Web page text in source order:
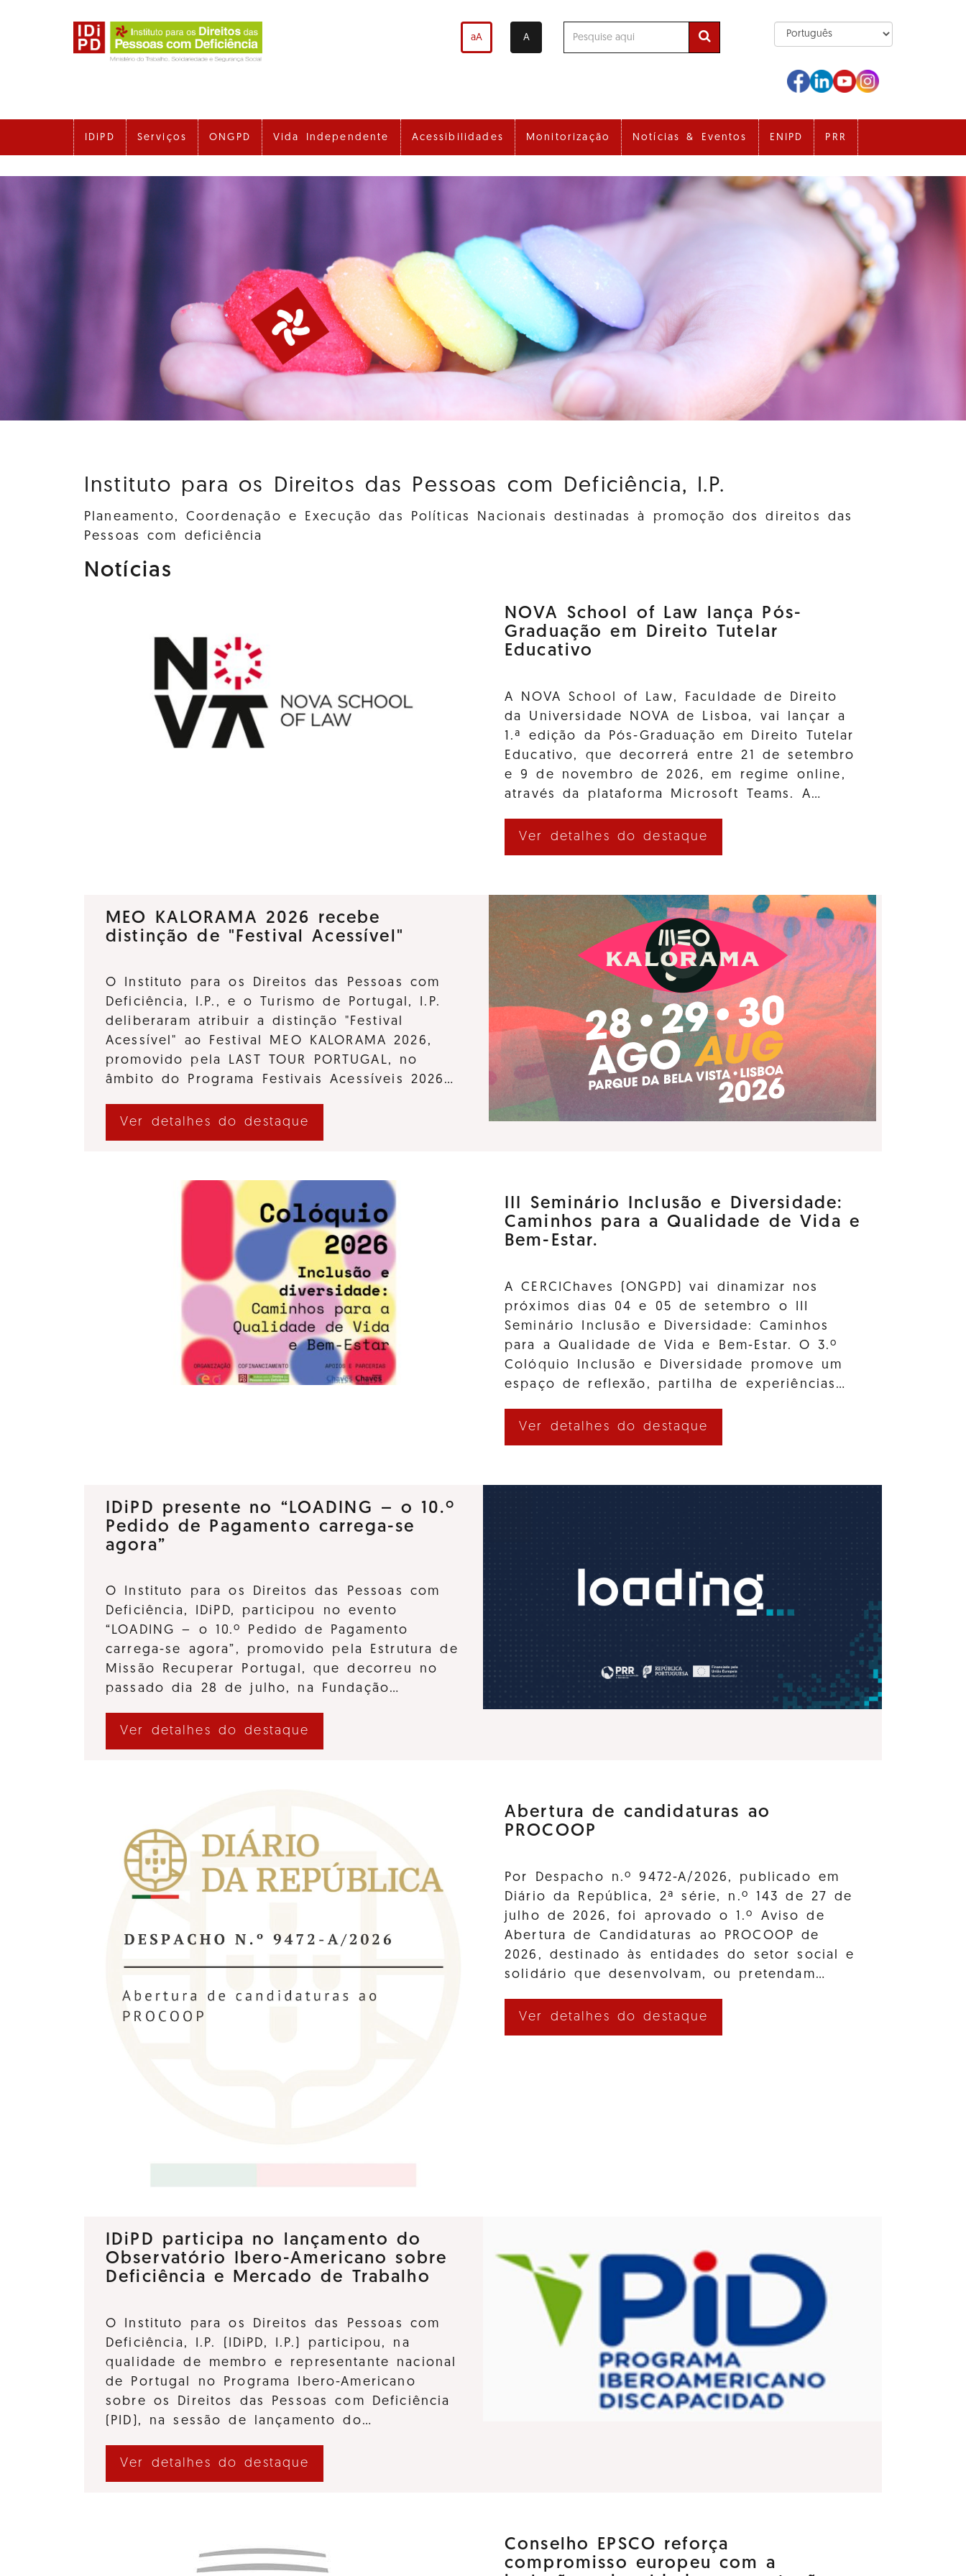
aA A
IDiPD Serviços ONGPD Vida Independente Acessibilidades Monitorização Notícias & Eventos ENIPD PRR
Instituto para os Direitos das Pessoas com Deficiência, I.P.
Planeamento, Coordenação e Execução das Políticas Nacionais destinadas à promoção dos direitos das
Pessoas com deficiência
Notícias
NOVA School of Law lança Pós-
Graduação em Direito Tutelar
Educativo
A NOVA School of Law, Faculdade de Direito
da Universidade NOVA de Lisboa, vai lançar a
1.ª edição da Pós-Graduação em Direito Tutelar
Educativo, que decorrerá entre 21 de setembro
e 9 de novembro de 2026, em regime online,
através da plataforma Microsoft Teams. A…
Ver detalhes do destaque
MEO KALORAMA 2026 recebe
distinção de "Festival Acessível"
O Instituto para os Direitos das Pessoas com
Deficiência, I.P., e o Turismo de Portugal, I.P.
deliberaram atribuir a distinção "Festival
Acessível" ao Festival MEO KALORAMA 2026,
promovido pela LAST TOUR PORTUGAL, no
âmbito do Programa Festivais Acessíveis 2026…
Ver detalhes do destaque
III Seminário Inclusão e Diversidade:
Caminhos para a Qualidade de Vida e
Bem-Estar.
A CERCIChaves (ONGPD) vai dinamizar nos
próximos dias 04 e 05 de setembro o III
Seminário Inclusão e Diversidade: Caminhos
para a Qualidade de Vida e Bem-Estar. O 3.º
Colóquio Inclusão e Diversidade promove um
espaço de reflexão, partilha de experiências…
Ver detalhes do destaque
IDiPD presente no “LOADING – o 10.º
Pedido de Pagamento carrega-se
agora”
O Instituto para os Direitos das Pessoas com
Deficiência, IDiPD, participou no evento
“LOADING – o 10.º Pedido de Pagamento
carrega-se agora”, promovido pela Estrutura de
Missão Recuperar Portugal, que decorreu no
passado dia 28 de julho, na Fundação…
Ver detalhes do destaque
Abertura de candidaturas ao
PROCOOP
Por Despacho n.º 9472-A/2026, publicado em
Diário da República, 2ª série, n.º 143 de 27 de
julho de 2026, foi aprovado o 1.º Aviso de
Abertura de Candidaturas ao PROCOOP de
2026, destinado às entidades do setor social e
solidário que desenvolvam, ou pretendam…
Ver detalhes do destaque
IDiPD participa no lançamento do
Observatório Ibero-Americano sobre
Deficiência e Mercado de Trabalho
O Instituto para os Direitos das Pessoas com
Deficiência, I.P. (IDiPD, I.P.) participou, na
qualidade de membro e representante nacional
de Portugal no Programa Ibero-Americano
sobre os Direitos das Pessoas com Deficiência
(PID), na sessão de lançamento do…
Ver detalhes do destaque
Conselho EPSCO reforça
compromisso europeu com a